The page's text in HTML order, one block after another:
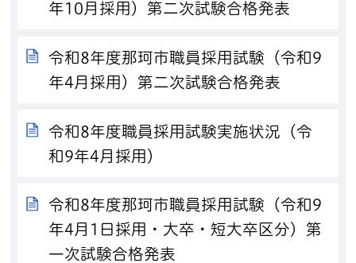
年10月採用）第二次試験合格発表
令和8年度那珂市職員採用試験（令和9
年4月採用）第二次試験合格発表
令和8年度職員採用試験実施状況（令
和9年4月採用）
令和8年度那珂市職員採用試験（令和9
年4月1日採用・大卒・短大卒区分）第
一次試験合格発表